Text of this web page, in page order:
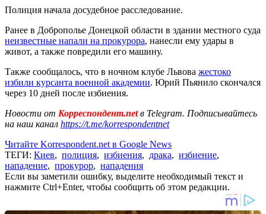
Полиция начала досудебное расследование.
Ранее в Доброполье Донецкой области в здании местного суда
неизвестные напали на прокурора, нанесли ему удары в
живот, а также повредили его машину.
Также сообщалось, что в ночном клубе Львова жестоко
избили курсанта военной академии. Юрий Пьянило скончался
через 10 дней после избиения.
Новости от Корреспондент.netв Telegram. Подписывайтесь
на наш канал https://t.me/korrespondentnet
Читайте Korrespondent.net в Google News
ТЕГИ: Киев, полиция, избиения, драка, избиение,
нападение, прокурор, нападения
Если вы заметили ошибку, выделите необходимый текст и
нажмите Ctrl+Enter, чтобы сообщить об этом редакции.